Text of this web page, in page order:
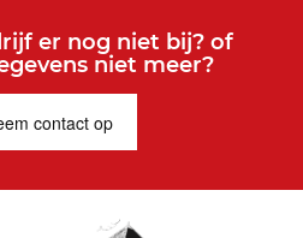
er nog niet bij? of
niet meer?
contact op